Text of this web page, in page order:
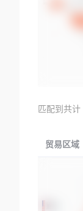
匹配到共计
贸易区域